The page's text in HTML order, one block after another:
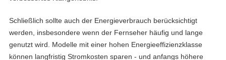
Schließlich sollte auch der Energieverbrauch berücksichtigt
werden, insbesondere wenn der Fernseher häufig und lange
genutzt wird. Modelle mit einer hohen Energieeffizienzklasse
können langfristig Stromkosten sparen - und anfangs höhere